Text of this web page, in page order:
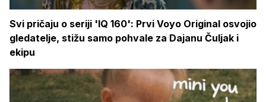
Svi pričaju o seriji 'IQ 160': Prvi Voyo Original osvojio
gledatelje, stižu samo pohvale za Dajanu Čuljak i
ekipu